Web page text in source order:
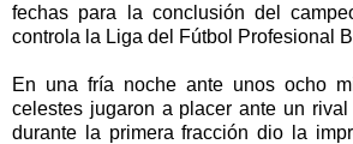
fechas para la conclusión del
controla la Liga del Fútbol Profesional
En una fría noche ante unos ocho
celestes jugaron a placer ante un rival
durante la primera fracción dio la